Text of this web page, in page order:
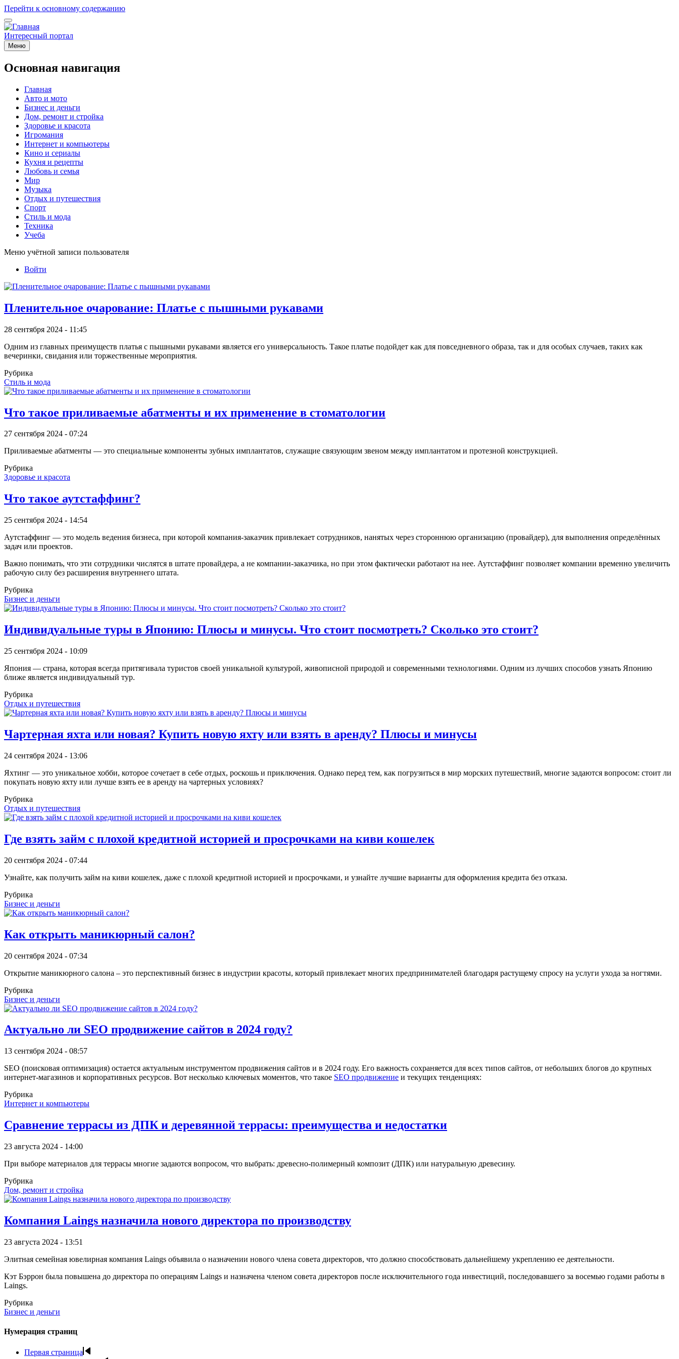
Перейти к основному содержанию
Интересный портал
Меню
Основная навигация
Главная
Авто и мото
Бизнес и деньги
Дом, ремонт и стройка
Здоровье и красота
Игромания
Интернет и компьютеры
Кино и сериалы
Кухня и рецепты
Любовь и семья
Мир
Музыка
Отдых и путешествия
Спорт
Стиль и мода
Техника
Учеба
Меню учётной записи пользователя
Войти
Пленительное очарование: Платье с пышными рукавами
28 сентября 2024 - 11:45
Одним из главных преимуществ платья с пышными рукавами является его универсальность. Такое платье подойдет как для повседневного образа, так и для особых случаев, таких как
вечеринки, свидания или торжественные мероприятия.
Рубрика
Стиль и мода
Что такое приливаемые абатменты и их применение в стоматологии
27 сентября 2024 - 07:24
Приливаемые абатменты — это специальные компоненты зубных имплантатов, служащие связующим звеном между имплантатом и протезной конструкцией.
Рубрика
Здоровье и красота
Что такое аутстаффинг?
25 сентября 2024 - 14:54
Аутстаффинг — это модель ведения бизнеса, при которой компания-заказчик привлекает сотрудников, нанятых через стороннюю организацию (провайдер), для выполнения определённых
задач или проектов.
Важно понимать, что эти сотрудники числятся в штате провайдера, а не компании-заказчика, но при этом фактически работают на нее. Аутстаффинг позволяет компании временно увеличить
рабочую силу без расширения внутреннего штата.
Рубрика
Бизнес и деньги
Индивидуальные туры в Японию: Плюсы и минусы. Что стоит посмотреть? Сколько это стоит?
25 сентября 2024 - 10:09
Япония — страна, которая всегда притягивала туристов своей уникальной культурой, живописной природой и современными технологиями. Одним из лучших способов узнать Японию
ближе является индивидуальный тур.
Рубрика
Отдых и путешествия
Чартерная яхта или новая? Купить новую яхту или взять в аренду? Плюсы и минусы
24 сентября 2024 - 13:06
Яхтинг — это уникальное хобби, которое сочетает в себе отдых, роскошь и приключения. Однако перед тем, как погрузиться в мир морских путешествий, многие задаются вопросом: стоит ли
покупать новую яхту или лучше взять ее в аренду на чартерных условиях?
Рубрика
Отдых и путешествия
Где взять займ с плохой кредитной историей и просрочками на киви кошелек
20 сентября 2024 - 07:44
Узнайте, как получить займ на киви кошелек, даже с плохой кредитной историей и просрочками, и узнайте лучшие варианты для оформления кредита без отказа.
Рубрика
Бизнес и деньги
Как открыть маникюрный салон?
20 сентября 2024 - 07:34
Открытие маникюрного салона – это перспективный бизнес в индустрии красоты, который привлекает многих предпринимателей благодаря растущему спросу на услуги ухода за ногтями.
Рубрика
Бизнес и деньги
Актуально ли SEO продвижение сайтов в 2024 году?
13 сентября 2024 - 08:57
SEO (поисковая оптимизация) остается актуальным инструментом продвижения сайтов и в 2024 году. Его важность сохраняется для всех типов сайтов, от небольших блогов до крупных
интернет-магазинов и корпоративных ресурсов. Вот несколько ключевых моментов, что такое SEO продвижение и текущих тенденциях:
Рубрика
Интернет и компьютеры
Сравнение террасы из ДПК и деревянной террасы: преимущества и недостатки
23 августа 2024 - 14:00
При выборе материалов для террасы многие задаются вопросом, что выбрать: древесно-полимерный композит (ДПК) или натуральную древесину.
Рубрика
Дом, ремонт и стройка
Компания Laings назначила нового директора по производству
23 августа 2024 - 13:51
Элитная семейная ювелирная компания Laings объявила о назначении нового члена совета директоров, что должно способствовать дальнейшему укреплению ее деятельности.
Кэт Бэррон была повышена до директора по операциям Laings и назначена членом совета директоров после исключительного года инвестиций, последовавшего за восемью годами работы в
Laings.
Рубрика
Бизнес и деньги
Нумерация страниц
Первая страница